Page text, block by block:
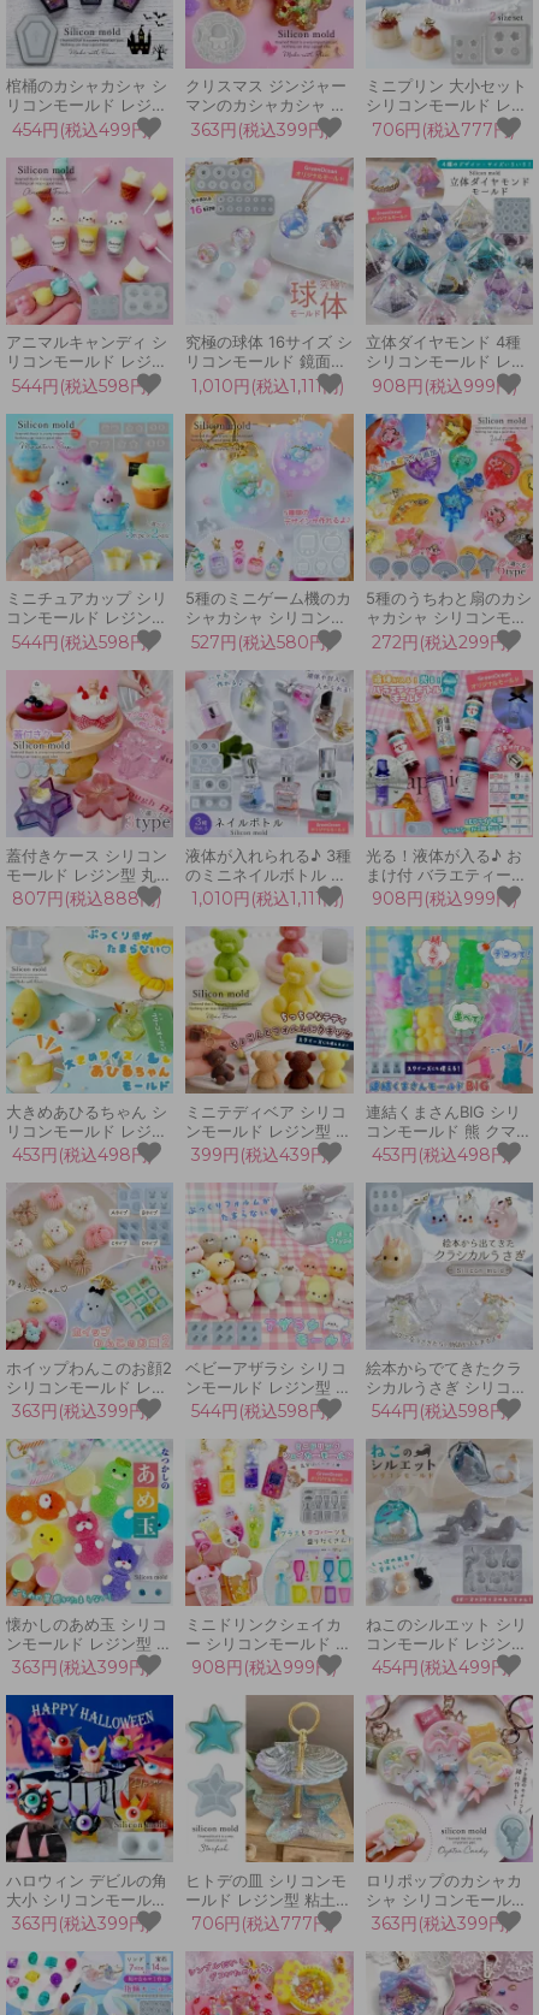
棺桶のカシャカシャ シ
リコンモールド レジン
型 UVレジン シェイカ
ーモールド ハロウィン
十字架 棺 棺おけ 柩 ゴ
シック 地雷系 ゴスロリ
ドラキュラ 手芸 クラフ
ト
454円(税込499円)
クリスマス ジンジャー
マンのカシャカシャ シ
リコンモールド シェイ
カーモールド シャカシ
ャカ レジン 型 セット
Xmas オーナメント ク
ッキー 人形 デコパーツ
UV
363円(税込399円)
ミニプリン 大小セット
シリコンモールド レジ
ン型 ゼリー カヌレ ス
イーツ 食品サンプル ハ
ート アクセサリー 立体
3d ミニチュア UVレジ
ン LED 手芸 クラフト
706円(税込777円)
アニマルキャンディ シ
リコンモールド レジン
型 セット 3Dラテアー
ト うさぎ くま ねこ ア
クセサリー キーホルダ
ー デコパーツ 立体 UV
レジン LED 手芸 クラ
フト
544円(税込598円)
究極の球体 16サイズ シ
リコンモールド 鏡面仕
上げ レジン型 セット
ペア ボール 丸 アクセ
サリー 立体 3d UVレジ
ン クラフト
GreenOceanオリジナ
ル♪
1,010円(税込1,111円)
立体ダイヤモンド 4種
シリコンモールド レジ
ン型 宝石 ダイヤ 鉱石
アクセサリーパーツ デ
コパーツ UVレジン 手
芸 クラフト
GreenOceanオリジナ
ル♪
908円(税込999円)
ミニチュアカップ シリ
コンモールド レジン型
セット ミニチュアスイ
ーツ タルト 星 ハート
アイスコーン 器 立体
3d UVレジン クラフト
544円(税込598円)
5種のミニゲーム機のカ
シャカシャ シリコンモ
ールド シェイカーモー
ルド シャカシャカ レジ
ン型 携帯ゲーム機 たま
ご りんご キーホルダー
UVレジン クラフト
527円(税込580円)
5種のうちわと扇のカシ
ャカシャ シリコンモー
ルド レジン型 シェイカ
ーモールド 推し活 和風
団扇 ハート 星 キーホ
ルダー UVレジン LED
クラフト
272円(税込299円)
蓋付きケース シリコン
モールド レジン型 丸
桜 星 さくら スター イ
ンテリア 小物入れ ふた
つき 3d 立体 2液性レ
ジン 二液 エポキシ樹脂
クラフト
807円(税込888円)
液体が入れられる♪ 3種
のミニネイルボトル シ
リコンモールド レジン
型 セット マニキュア
小瓶 立体 3d UVレジン
手芸 GreenOceanオリ
ジナル♪
1,010円(税込1,111円)
光る！液体が入る♪ お
まけ付 バラエティーボ
トルモールド ラベル セ
ット ドリンクボトル 着
色剤 カラリー UVレジ
ン クラフト
GreenOceanオリジナ
ル♪
908円(税込999円)
大きめあひるちゃん シ
リコンモールド レジン
型 銭湯 お風呂 おもち
ゃ 縁日 鳥 アヒル キー
ホルダー 大きい 立体
3d UVレジン LEDレジ
ン 手芸 クラフト
453円(税込498円)
ミニテディベア シリコ
ンモールド レジン型 ク
マ 熊 スイーツ チョコ
アクセサリー キーホル
ダー デコパーツ 立体
3d スクイーズ クラフ
399円(税込439円)
連結くまさんBIG シリ
コンモールド 熊 クマ
動物 アニマル 積む ブ
ロック 立体 3D レジン
型 キーホルダー デコパ
ーツ スクイーズレジン
UVレジン LED
453円(税込498円)
ホイップわんこのお顔2
シリコンモールド レジ
ン型 犬 動物 アニマル
アクセサリー キーホル
ダー デコパーツ UVレ
ジン LEDレジン 手芸
クラフト
363円(税込399円)
ベビーアザラシ シリコ
ンモールド レジン型 ぷ
っくり 子供 赤ちゃん
あざらし ゴマフアザラ
シ 海 アニマル 動物 キ
ーホルダー 立体 3d UV
レジン
544円(税込598円)
絵本からでてきたクラ
シカルうさぎ シリコン
モールド レジン型 立体
3d 動物 兎 アニマル ア
クセサリー キーホルダ
ー ナチュラル アンティ
ーク風 UVレジン クラ
フト
544円(税込598円)
懐かしのあめ玉 シリコ
ンモールド レジン型 飴
ざらめ玉 駄菓子 スイー
ツ 球体 丸 アクセサリ
ー キーホルダー デコパ
ーツ 立体 3d UVレジン
LED 手芸 クラフト
363円(税込399円)
ミニドリンクシェイカ
ー シリコンモールド カ
シャカシャ シャカシャ
カ レジン型 飲み物 お
酒 ジュース カクテル
キーホルダー
GreenOceanオリジナ
ル♪
908円(税込999円)
ねこのシルエット シリ
コンモールド レジン型
猫 ネコ 動物 アニマル
ペット キーホルダー デ
コパーツ UVレジン
LEDレジン 手芸 クラフ
ト
454円(税込499円)
ハロウィン デビルの角
大小 シリコンモールド
レジン型 悪魔 鬼 オニ
ツノ コスプレ デコパー
ツ キーホルダー 立体
3d UVレジン LEDレジ
ン 手芸 クラフト
363円(税込399円)
ヒトデの皿 シリコンモ
ールド レジン型 粘土型
皿型 マリン 海 ハワイ
プレート 小物入れ UV
レジン LEDレジン 手芸
クラフト 3Dモールド
エポキシ樹脂
706円(税込777円)
ロリポップのカシャカ
シャ シリコンモールド
シェイカーモールド シ
ャカシャカ レジン型 棒
付き チョコ キャンディ
ー 飴 あめ キーホルダ
ー LED UVレジン 手芸
363円(税込399円)